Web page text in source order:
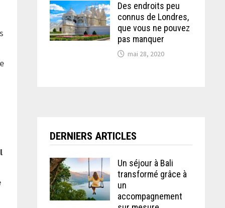
Des endroits peu
connus de Londres,
que vous ne pouvez
pas manquer
mai 28, 2020
DERNIERS ARTICLES
Un séjour à Bali
transformé grâce à
un
accompagnement